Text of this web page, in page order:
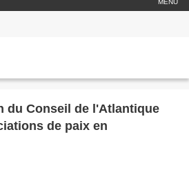
MENU
du Conseil de l'Atlantique
de paix en